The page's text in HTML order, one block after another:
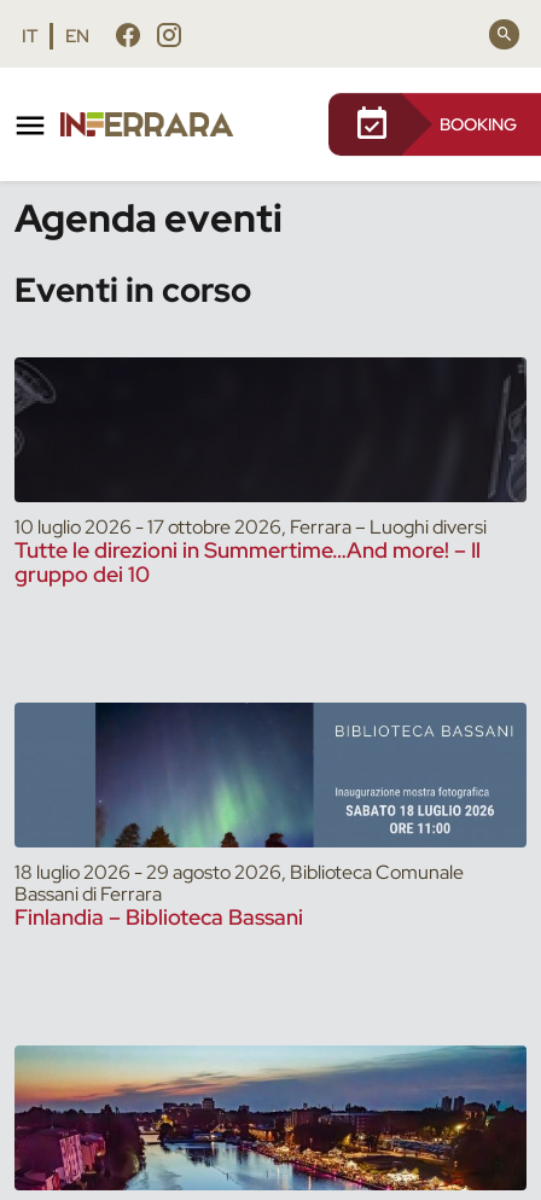
Vai al contenuto principale
Vai al footer
IT EN
BOOKING
Agenda eventi
Eventi in corso
10 luglio 2026 - 17 ottobre 2026, Ferrara – Luoghi diversi
Tutte le direzioni in Summertime…And more! – Il
gruppo dei 10
18 luglio 2026 - 29 agosto 2026, Biblioteca Comunale
Bassani di Ferrara
Finlandia – Biblioteca Bassani